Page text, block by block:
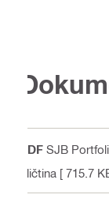
PDF SJB
gličtina [ 715.7